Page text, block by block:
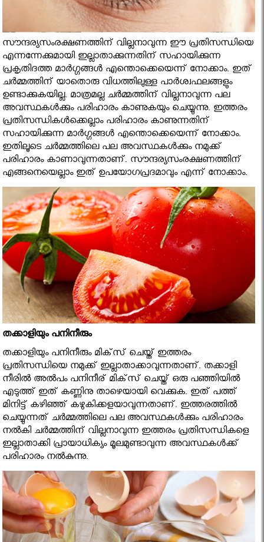
സൗന്ദര്യസംരക്ഷണത്തിന് വില്ലനാവുന്ന ഈ പ്രതിസന്ധിയെ
എന്നന്നേക്കുമായി ഇല്ലാതാക്കുന്നതിന് സഹായിക്കുന്ന
പ്രകൃതിദത്ത മാര്‍ഗ്ഗങ്ങള്‍ എന്തൊക്കെയെന്ന് നോക്കാം. ഇത്
ചര്‍മ്മത്തിന് യാതൊരു വിധത്തിലുള്ള പാര്‍ശ്വഫലങ്ങളും
ഉണ്ടാക്കുകയില്ല. മാത്രമല്ല ചര്‍മ്മത്തിന് വില്ലനാവുന്ന പല
അവസ്ഥകള്‍ക്കും പരിഹാരം കാണുകയും ചെയ്യുന്നു. ഇത്തരം
പ്രതിസന്ധികള്‍ക്കെല്ലാം പരിഹാരം കാണുന്നതിന്
സഹായിക്കുന്ന മാര്‍ഗ്ഗങ്ങള്‍ എന്തൊക്കെയെന്ന് നോക്കാം.
ഇതിലൂടെ ചര്‍മ്മത്തിലെ പല അവസ്ഥകള്‍ക്കും നമുക്ക്
പരിഹാരം കാണാവുന്നതാണ്. സൗന്ദര്യസംരക്ഷണത്തിന്
എങ്ങനെയെല്ലാം ഇത് ഉപയോഗപ്രദമാവും എന്ന് നോക്കാം.
തക്കാളിയും പനിനീരും
തക്കാളിയും പനിനീരും മിക്‌സ് ചെയ്ത് ഇത്തരം
പ്രതിസന്ധിയെ നമുക്ക് ഇല്ലാതാക്കാവുന്നതാണ്. തക്കാളി
നീരില്‍ അല്‍പം പനിനീര് മിക്‌സ് ചെയ്ത് ഒരു പഞ്ഞിയില്‍
എടുത്ത് ഇത് കണ്ണിനു താഴെയായി വെക്കുക. ഇത് പത്ത്
മിനിട്ട് കഴിഞ്ഞ് കഴുകിക്കളയാവുന്നതാണ്. ഇത്തരത്തില്‍
ചെയ്യുന്നത് ചര്‍മ്മത്തിലെ പല അവസ്ഥകള്‍ക്കും പരിഹാരം
നല്‍കി ചര്‍മ്മത്തിന് വില്ലനാവുന്ന ഇത്തരം പ്രതിസന്ധികളെ
ഇല്ലാതാക്കി പ്രായാധിക്യം മൂലമുണ്ടാവുന്ന അവസ്ഥകള്‍ക്ക്
പരിഹാരം നല്‍കുന്നു.